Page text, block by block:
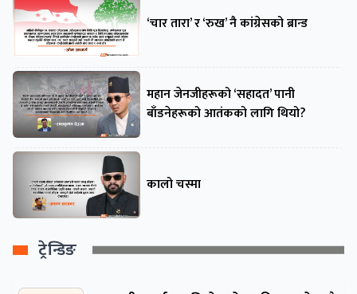
‘चार तारा’ र ‘रुख’ नै कांग्रेसको ब्रान्ड
महान जेनजीहरूको ‘सहादत’ पानी
बाँडनेहरूको आतंकको लागि थियो?
कालो चस्मा
ट्रेन्डिङ